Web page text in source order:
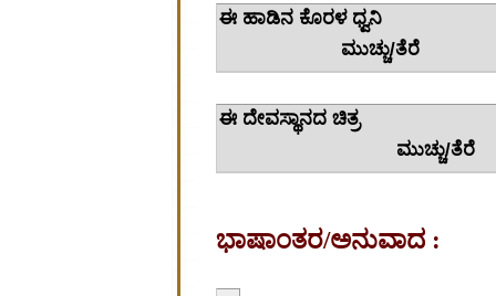
ಈ
ಮುಚ್ಚು/ತೆರೆ
ಈ
ಮುಚ್ಚು/ತೆರೆ
ಭಾಷಾಂತರ/ಅನುವಾದ :